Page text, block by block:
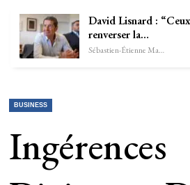
David Lisnard :
renverser la…
Sébastien-Étienne Marechal
BUSINESS
Ingérences